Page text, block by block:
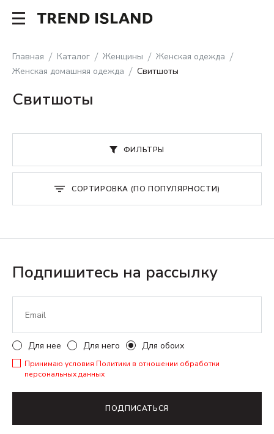
Главная Каталог Женщины
Женская одежда
Женская домашняя одежда
Свитшоты
Свитшоты
ФИЛЬТРЫ
СОРТИРОВКА (ПО ПОПУЛЯРНОСТИ)
Подпишитесь на рассылку
Для нее Для него Для обоих
Принимаю условия Политики в отношении обработки
персональных данных
ПОДПИСАТЬСЯ